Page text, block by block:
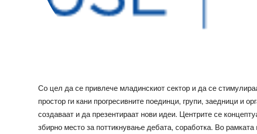
Со цел да се привлече младинскиот сектор и да се
простор ги кани прогресивните поединци, групи, заедници и
создаваат и да презентираат нови идеи. Центрите се
збирно место за поттикнување дебата, соработка. Во рамката